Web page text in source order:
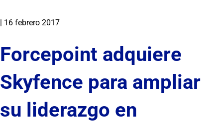
| 16 febrero 2017
Forcepoint adquiere
Skyfence para ampliar
su liderazgo en